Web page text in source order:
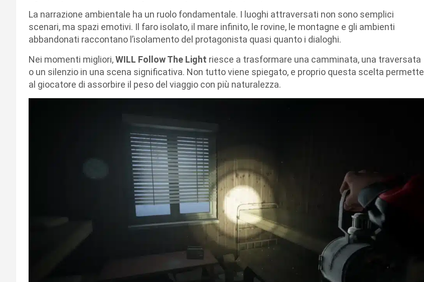
La narrazione ambientale ha un ruolo fondamentale. I luoghi attraversati non sono semplici
scenari, ma spazi emotivi. Il faro isolato, il mare infinito, le rovine, le montagne e gli ambienti
abbandonati raccontano l’isolamento del protagonista quasi quanto i dialoghi.
Nei momenti migliori,WILL Follow The Light riesce a trasformare una camminata, una traversata
o un silenzio in una scena significativa. Non tutto viene spiegato, e proprio questa scelta permette
al giocatore di assorbire il peso del viaggio con più naturalezza.